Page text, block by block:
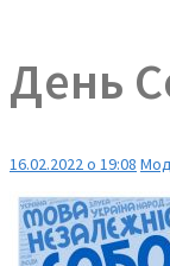
День
16.02.2022 о 19:08